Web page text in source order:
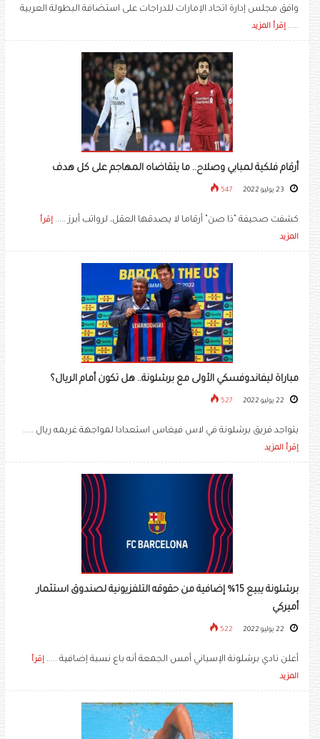
وافق مجلس إدارة اتحاد الإمارات للدراجات على استضافة البطولة العربية
..... إقرأ المزيد
أرقام فلكية لمبابي وصلاح.. ما يتقاضاه المهاجم على كل هدف
547
كشفت صحيفة "ذا صن" أرقاما لا يصدقها العقل، لرواتب أبرز ..... إقرأ
المزيد
مباراة ليفاندوفسكي الأولى مع برشلونة.. هل تكون أمام الريال؟
527
يتواجد فريق برشلونة في لاس فيغاس استعدادا لمواجهة غريمه ريال .....
إقرأ المزيد
برشلونة يبيع 15% إضافية من حقوقه التلفزيونية لصندوق استثمار
أميركي
522
أعلن نادي برشلونة الإسباني أمس الجمعة أنه باع نسبة إضافية ..... إقرأ
المزيد